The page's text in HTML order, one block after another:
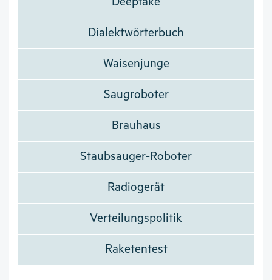
Dialektwörterbuch
Waisenjunge
Saugroboter
Brauhaus
Staubsauger-Roboter
Radiogerät
Verteilungspolitik
Raketentest